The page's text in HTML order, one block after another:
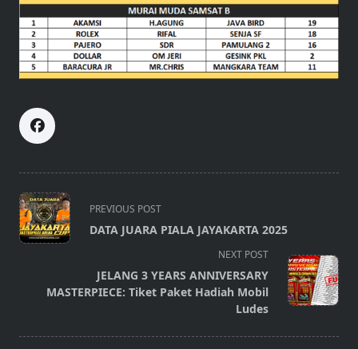
<span
class="nav-
subtitle
text">Page</span>
PREVIOUS POST
DATA JUARA PIALA JAYAKARTA 2025
NEXT POST
JELANG 3 YEARS ANNIVERSARY
MASTERPIECE: Tiket Paket Hadiah Mobil
Ludes